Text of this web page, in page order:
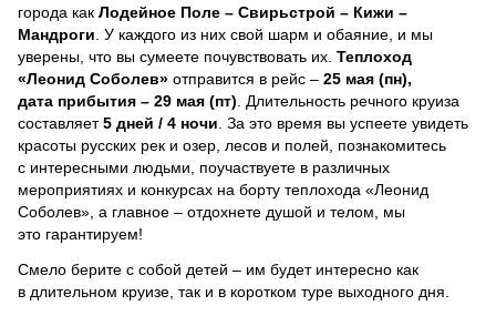
города как Лодейное Поле – Свирьстрой – Кижи –
Мандроги . У каждого из них свой шарм и обаяние, и мы
уверены, что вы сумеете почувствовать их. Теплоход
«Леонид Соболев» отправится в рейс – 25 мая (пн),
дата прибытия – 29 мая (пт) . Длительность речного круиза
составляет5 дней / 4 ночи За это время вы успеете увидеть
красоты русских рек и озер, лесов и полей, познакомитесь
с интересными людьми, поучаствуете в различных
мероприятиях и конкурсах на борту теплохода «Леонид
Соболев», а главное – отдохнете душой и телом, мы
это гарантируем!
Смело берите с собой детей – им будет интересно как
в длительном круизе, так и в коротком туре выходного дня.